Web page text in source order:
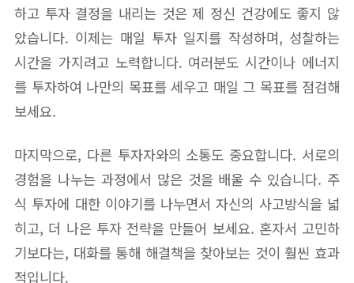
하고 투자 결정을 내리는 것은 제 정신 건강에도 좋지 않
았습니다. 이제는 매일 투자 일지를 작성하며, 성찰하는
시간을 가지려고 노력합니다. 여러분도 시간이나 에너지
를 투자하여 나만의 목표를 세우고 매일 그 목표를 점검해
보세요.
마지막으로, 다른 투자자와의 소통도 중요합니다. 서로의
경험을 나누는 과정에서 많은 것을 배울 수 있습니다. 주
식 투자에 대한 이야기를 나누면서 자신의 사고방식을 넓
히고, 더 나은 투자 전략을 만들어 보세요. 혼자서 고민하
기보다는, 대화를 통해 해결책을 찾아보는 것이 훨씬 효과
적입니다.